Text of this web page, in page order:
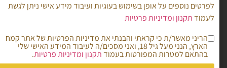
לפרטים נוספים על אופן בשימוש בעוגיות ועיבוד מידע אישי ניתן לגשת
לעמודתקנון ומדיניות פרטיות
הריני מאשר/ת כי קראתי והבנתי את מדיניות הפרטיות של אתר קמח
הארץ, הנני מעל גיל 18, ואני מסכים/ה לעיבוד המידע האישי שלי
בהתאם למטרות המפורטות בעמודתקנון ומדיניות פרטיות.